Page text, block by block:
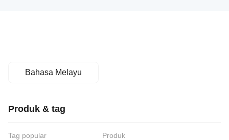
Bahasa Melayu
Produk & tag
Tag popular
Produk